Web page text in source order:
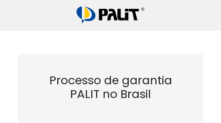
Processo de garantia
PALIT no Brasil